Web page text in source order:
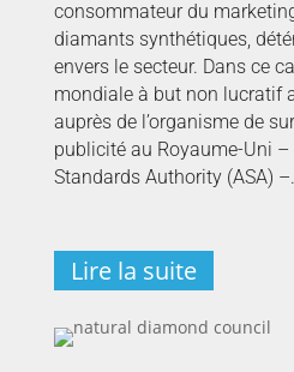
consommateur du
diamants synthétiques,
envers le secteur. Dans ce
mondiale à but non lucratif
auprès de l’organisme de
publicité au Royaume-Uni –
Standards Authority (ASA)
Lire la suite